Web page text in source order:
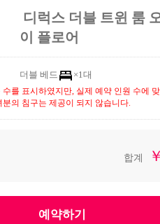
디럭스 더블 트윈 룸
이 플로어
더블 베드 ×1대
를 표시하였지만, 실제 예약 인원 수에
의 침구는 제공이 되지 않습니다.
합계